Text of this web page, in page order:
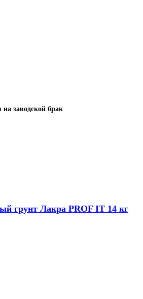
на заводской брак
грунт Лакра PROF IT 14 кг